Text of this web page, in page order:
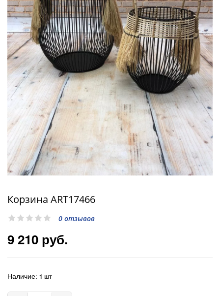
Корзина ART17466
0 отзывов
9 210 руб.
Наличие: 1 шт